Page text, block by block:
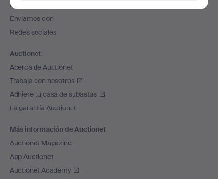
de
página
Modos de pago
Enviamos con
Redes sociales
Auctionet
Acerca de Auctionet
Trabaja con nosotros
Adhiere tu casa de subastas
La garantía Auctionet
Más información de Auctionet
Auctionet Magazine
App Auctionet
Auctionet Academy